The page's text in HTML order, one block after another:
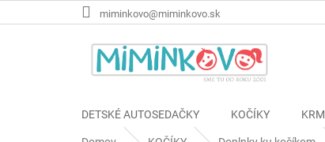
na
miminkovo@miminkovo.sk
DETSKÉ AUTOSEDAČKY KOČÍKY